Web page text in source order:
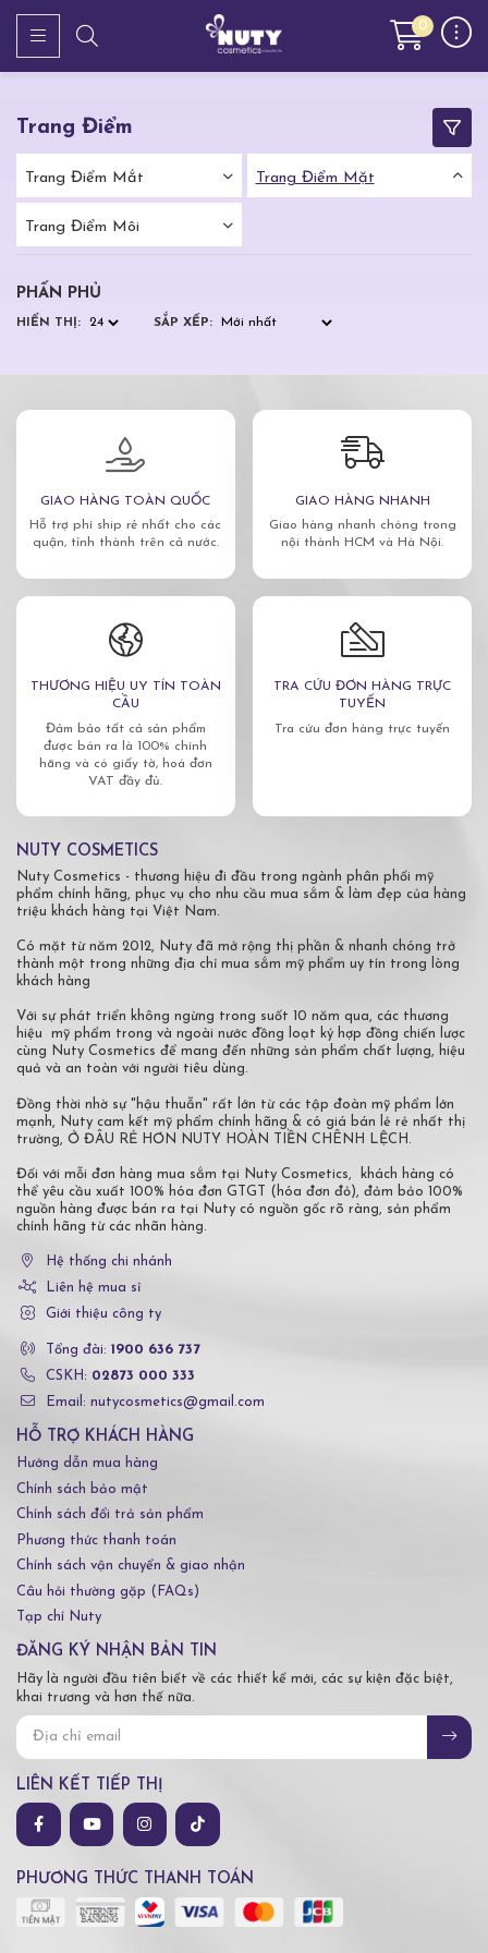
0
Trang Điểm
Trang Điểm Mắt Trang Điểm Mặt
Trang Điểm Môi
PHẤN PHỦ
HIỂN THỊ: SẮP XẾP:
GIAO HÀNG TOÀN QUỐC
Hỗ trợ phí ship rẻ nhất cho các
quận, tỉnh thành trên cả nước.
GIAO HÀNG NHANH
Giao hàng nhanh chóng trong
nội thành HCM và Hà Nội.
THƯƠNG HIỆU UY TÍN TOÀN
CẦU
Đảm bảo tất cả sản phẩm
được bán ra là 100% chính
hãng và có giấy tờ, hoá đơn
VAT đầy đủ.
TRA CỨU ĐƠN HÀNG TRỰC
TUYẾN
Tra cứu đơn hàng trực tuyến
NUTY COSMETICS
Nuty Cosmetics - thương hiệu đi đầu trong ngành phân phối mỹ
phẩm chính hãng, phục vụ cho nhu cầu mua sắm & làm đẹp của hàng
triệu khách hàng tại Việt Nam.
Có mặt từ năm 2012, Nuty đã mở rộng thị phần & nhanh chóng trở
thành một trong những địa chỉ mua sắm mỹ phẩm uy tín trong lòng
khách hàng
Với sự phát triển không ngừng trong suốt 10 năm qua, các thương
hiệu mỹ phẩm trong và ngoài nước đồng loạt ký hợp đồng chiến lược
cùng Nuty Cosmetics để mang đến những sản phẩm chất lượng, hiệu
quả và an toàn với người tiêu dùng.
Đồng thời nhờ sự "hậu thuẫn" rất lớn từ các tập đoàn mỹ phẩm lớn
mạnh, Nuty cam kết mỹ phẩm chính hãng & có giá bán lẻ rẻ nhất thị
trường, Ở ĐÂU RẺ HƠN NUTY HOÀN TIỀN CHÊNH LỆCH.
Đối với mỗi đơn hàng mua sắm tại Nuty Cosmetics, khách hàng có
thể yêu cầu xuất 100% hóa đơn GTGT (hóa đơn đỏ), đảm bảo 100%
nguồn hàng được bán ra tại Nuty có nguồn gốc rõ ràng, sản phẩm
chính hãng từ các nhãn hàng.
Hệ thống chi nhánh
Liên hệ mua sỉ
Giới thiệu công ty
Tổng đài: 1900 636 737
CSKH: 02873 000 333
Email: nutycosmetics@gmail.com
HỖ TRỢ KHÁCH HÀNG
Hướng dẫn mua hàng
Chính sách bảo mật
Chính sách đổi trả sản phẩm
Phương thức thanh toán
Chính sách vận chuyển & giao nhận
Câu hỏi thường gặp (FAQs)
Tạp chí Nuty
ĐĂNG KÝ NHẬN BẢN TIN
Hãy là người đầu tiên biết về các thiết kế mới, các sự kiện đặc biệt,
khai trương và hơn thế nữa.
LIÊN KẾT TIẾP THỊ
PHƯƠNG THỨC THANH TOÁN